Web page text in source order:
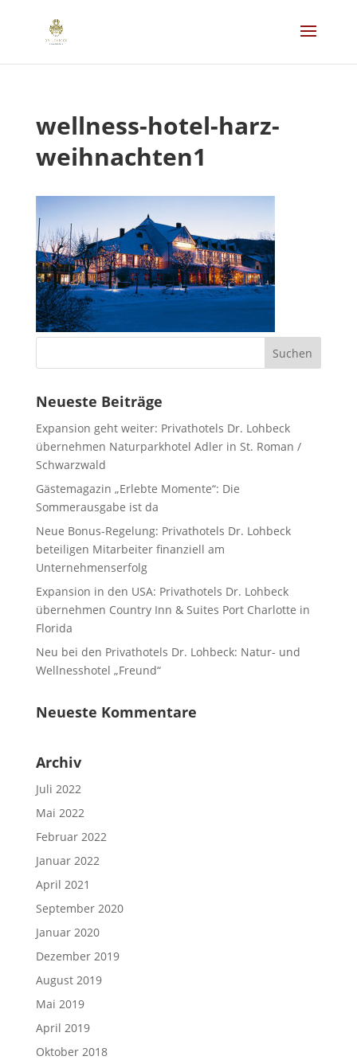
wellness-hotel-harz-
weihnachten1
Neueste Beiträge
Expansion geht weiter: Privathotels Dr. Lohbeck
übernehmen Naturparkhotel Adler in St. Roman /
Schwarzwald
Gästemagazin „Erlebte Momente“: Die
Sommerausgabe ist da
Neue Bonus-Regelung: Privathotels Dr. Lohbeck
beteiligen Mitarbeiter finanziell am
Unternehmenserfolg
Expansion in den USA: Privathotels Dr. Lohbeck
übernehmen Country Inn & Suites Port Charlotte in
Florida
Neu bei den Privathotels Dr. Lohbeck: Natur- und
Wellnesshotel „Freund“
Neueste Kommentare
Archiv
Juli 2022
Mai 2022
Februar 2022
Januar 2022
April 2021
September 2020
Januar 2020
Dezember 2019
August 2019
Mai 2019
April 2019
Oktober 2018